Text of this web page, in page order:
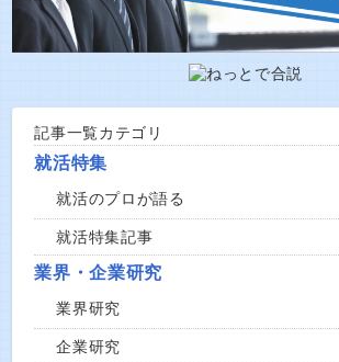
記事一覧カテゴリ
就活特集
就活のプロが語る
就活特集記事
業界・企業研究
業界研究
企業研究